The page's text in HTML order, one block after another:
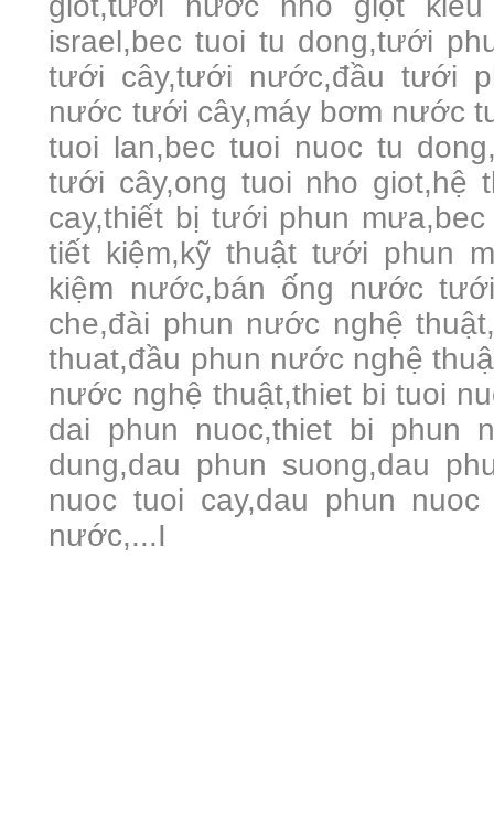
israel,bec tuoi tu dong,tưới
tưới cây,tưới nước,đầu tưới
nước tưới cây,máy bơm nước
tuoi lan,bec tuoi nuoc tu
tưới cây,ong tuoi nho giot,hệ
cay,thiết bị tưới phun
tiết kiệm,kỹ thuật tưới phun
kiệm nước,bán ống nước
che,đài phun nước nghệ
thuat,đầu phun nước nghệ
nước nghệ thuật,thiet bi tuoi
dai phun nuoc,thiet bi phun
dung,dau phun suong,dau
nuoc tuoi cay,dau phun
nước,...I